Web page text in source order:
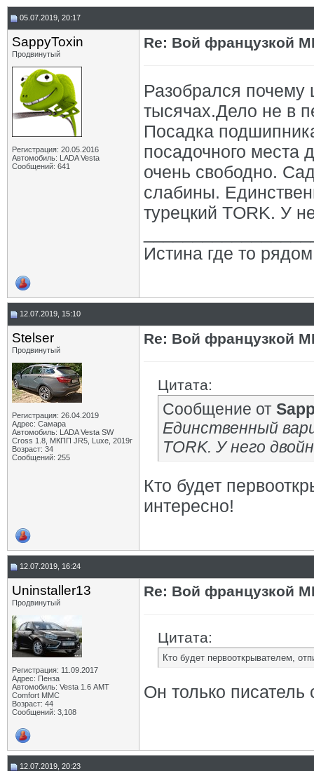
05.07.2019, 20:17
SappyToxin
Продвинутый
Регистрация: 20.05.2016
Автомобиль: LADA Vesta
Сообщений: 641
Re: Вой французкой
Разобрался почему
тысячах.Дело не в
Посадка
посадочного места
очень свободно.
слабины.
турецкий TORK. У
Истина где то рядом
12.07.2019, 15:10
Stelser
Продвинутый
Регистрация: 26.04.2019
Адрес: Самара
Автомобиль: LADA Vesta SW
Cross 1.8, МКПП JR5, Luxe, 2019г
Возраст: 34
Сообщений: 255
Re: Вой французкой
Цитата:
Сообщение от
Единственный
TORK. У него
Кто будет
интересно!
12.07.2019, 16:24
Uninstaller13
Продвинутый
Регистрация: 11.09.2017
Адрес: Пенза
Автомобиль: Vesta 1.6 АМТ
Comfort MMC
Возраст: 44
Сообщений: 3,108
Re: Вой французкой
Цитата:
Кто будет первооткрывателем,
Он только писатель
12.07.2019, 20:23